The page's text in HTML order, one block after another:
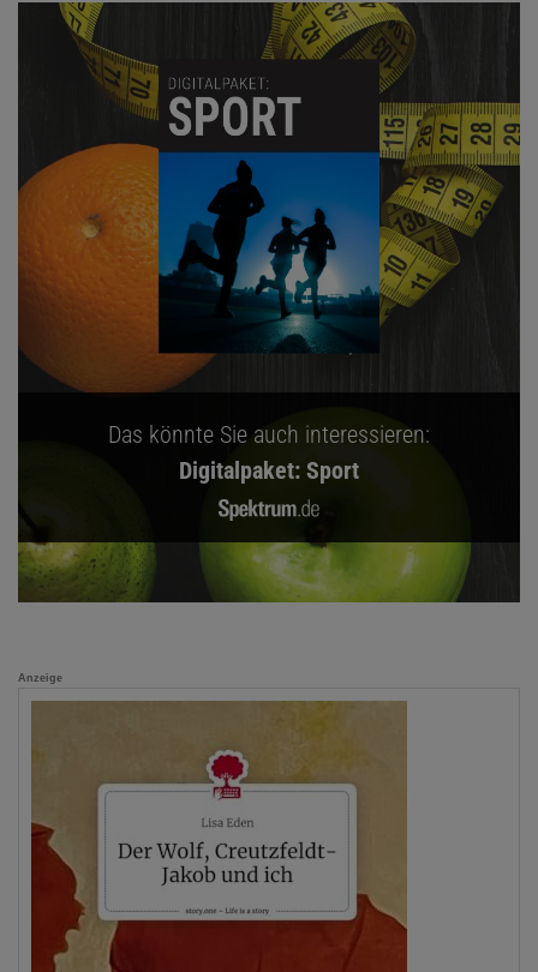
Das könnte Sie auch interessieren:
Digitalpaket: Sport
Anzeige